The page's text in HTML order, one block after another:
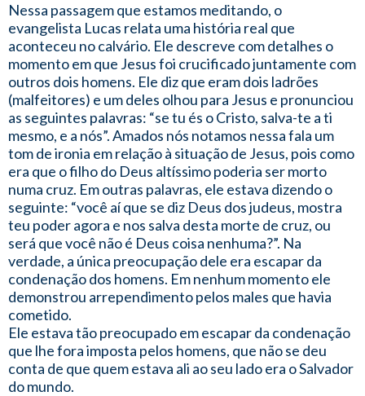
Nessa passagem que estamos meditando, o
evangelista Lucas relata uma história real que
aconteceu no calvário. Ele descreve com detalhes o
momento em que Jesus foi crucificado juntamente com
outros dois homens. Ele diz que eram dois ladrões
(malfeitores) e um deles olhou para Jesus e pronunciou
as seguintes palavras: “se tu és o Cristo, salva-te a ti
mesmo, e a nós”. Amados nós notamos nessa fala um
tom de ironia em relação à situação de Jesus, pois como
era que o filho do Deus altíssimo poderia ser morto
numa cruz. Em outras palavras, ele estava dizendo o
seguinte: “você aí que se diz Deus dos judeus, mostra
teu poder agora e nos salva desta morte de cruz, ou
será que você não é Deus coisa nenhuma?”. Na
verdade, a única preocupação dele era escapar da
condenação dos homens. Em nenhum momento ele
demonstrou arrependimento pelos males que havia
cometido.
Ele estava tão preocupado em escapar da condenação
que lhe fora imposta pelos homens, que não se deu
conta de que quem estava ali ao seu lado era o Salvador
do mundo.